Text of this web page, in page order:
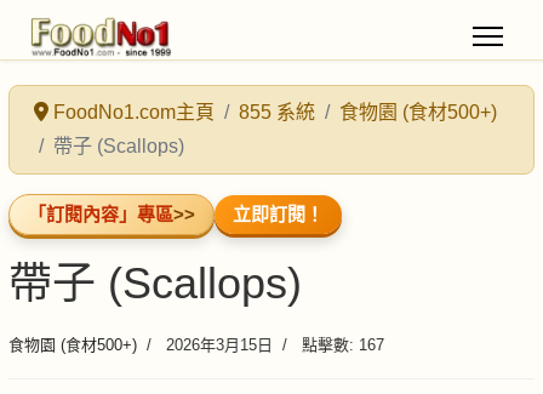
FoodNo1.com主頁 855 系統
食物園 (食材500+)
帶子 (Scallops)
「訂閱內容」專區>> 立即訂閱！
帶子 (Scallops)
食物園 (食材500+) 2026年3月15日 點擊數: 167